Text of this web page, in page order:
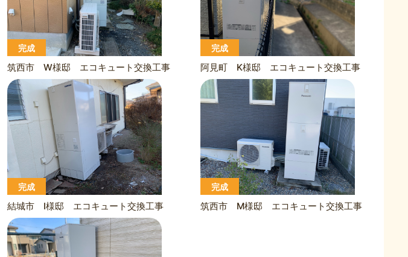
完成
筑西市 W様邸 エコキュート交換工事
完成
阿見町 K様邸 エコキュート交換工事
完成
結城市 I様邸 エコキュート交換工事
完成
筑西市 M様邸 エコキュート交換工事